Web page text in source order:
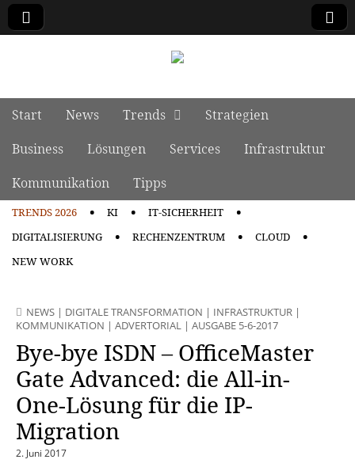
Main menu
Skip to content
Start News Trends
Strategien
Business
Lösungen Services
Infrastruktur
Kommunikation
Tipps
TRENDS 2026 KI
IT-SICHERHEIT
DIGITALISIERUNG
RECHENZENTRUM
CLOUD
NEW WORK
NEWS | DIGITALE TRANSFORMATION | INFRASTRUKTUR |
KOMMUNIKATION | ADVERTORIAL | AUSGABE 5-6-2017
Bye-bye ISDN – OfficeMaster
Gate Advanced: die All-in-
One-Lösung für die IP-
Migration
2. Juni 2017